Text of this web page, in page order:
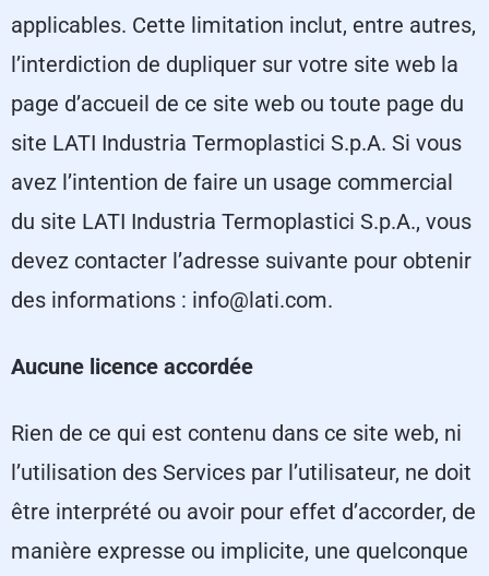
applicables. Cette limitation inclut, entre autres,
l’interdiction de dupliquer sur votre site web la
page d’accueil de ce site web ou toute page du
site LATI Industria Termoplastici S.p.A. Si vous
avez l’intention de faire un usage commercial
du site LATI Industria Termoplastici S.p.A., vous
devez contacter l’adresse suivante pour obtenir
des informations : info@lati.com.
Aucune licence accordée
Rien de ce qui est contenu dans ce site web, ni
l’utilisation des Services par l’utilisateur, ne doit
être interprété ou avoir pour effet d’accorder, de
manière expresse ou implicite, une quelconque